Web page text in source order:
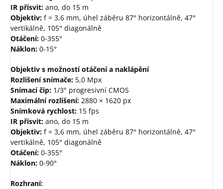
IR přísvit: ano, do 15 m
Objektiv: f = 3,6 mm, úhel záběru 87° horizontálně, 47°
vertikálně, 105° diagonálně
Otáčení: 0-355°
Náklon: 0-15°
Objektiv s možností otáčení a naklápění
Rozlišení snímače: 5,0 Mpx
Snímací čip: 1/3" progresivní CMOS
Maximální rozlišení: 2880 × 1620 px
Snímková rychlost: 15 fps
IR přísvit: ano, do 15 m
Objektiv: f = 3,6 mm, úhel záběru 87° horizontálně, 47°
vertikálně, 105° diagonálně
Otáčení: 0-355°
Náklon: 0-90°
Rozhraní: